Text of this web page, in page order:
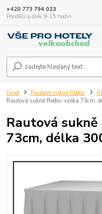
+420 773 794 023
Pondělí-pátek 9-15 hodin
Úvod Rautové sukně Rodos
Rautová sukně Rodos-výška 73cm,
Rautová
73cm, délka